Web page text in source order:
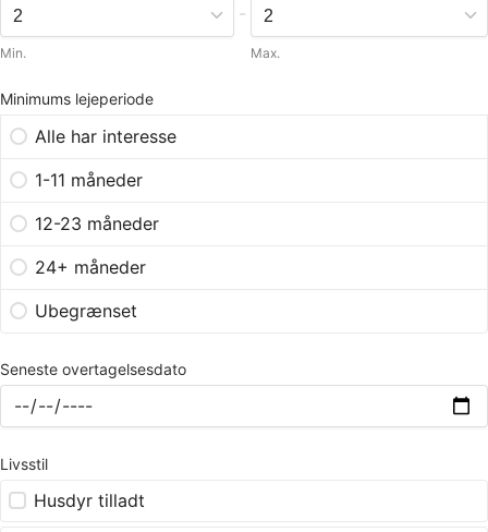
Min.
-
Max.
Minimums lejeperiode
Alle har interesse
1-11 måneder
12-23 måneder
24+ måneder
Ubegrænset
Seneste overtagelsesdato
Livsstil
Husdyr tilladt